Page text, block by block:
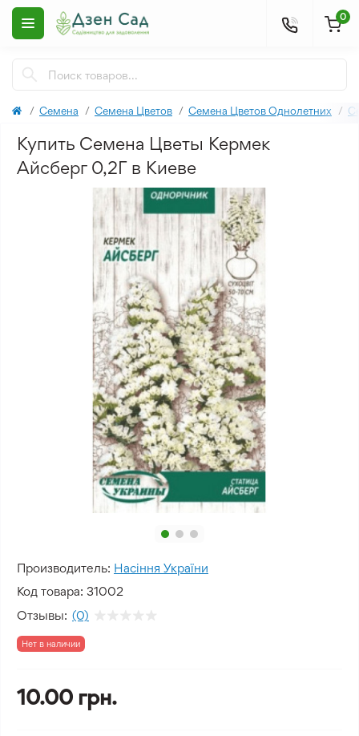
0
Семена Семена Цветов Семена Цветов Однолетних
Купить Семена Цветы Кермек
Айсберг 0,2Г в Киеве
Производитель: Насіння України
Код товара: 31002
Отзывы: (0)
Нет в наличии
10.00 грн.